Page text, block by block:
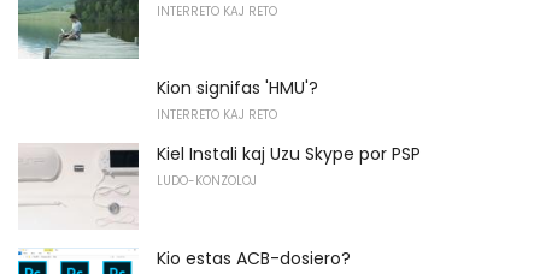
INTERRETO KAJ RETO
Kion signifas 'HMU'?
INTERRETO KAJ RETO
Kiel Instali kaj Uzu Skype por PSP
LUDO-KONZOLOJ
Kio estas ACB-dosiero?